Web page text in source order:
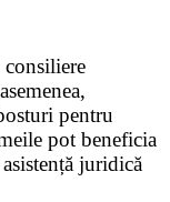
pentru
pot beneficia
juridică